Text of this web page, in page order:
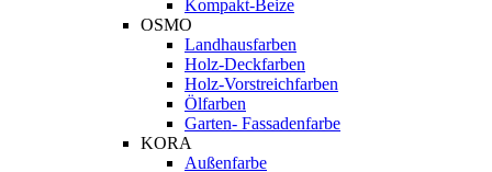
Kompakt-Beize
OSMO
Landhausfarben
Holz-Deckfarben
Holz-Vorstreichfarben
Ölfarben
Garten- Fassadenfarbe
KORA
Außenfarbe